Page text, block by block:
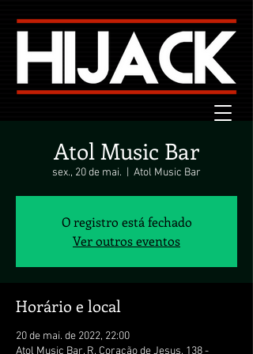
Atol Music Bar
sex., 20 de mai. Atol Music Bar
O registro está fechado
Ver outros eventos
Horário e local
20 de mai. de 2022, 22:00
Atol Music Bar, R. Coração de Jesus, 138 -